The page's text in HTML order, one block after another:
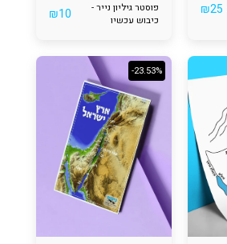
₪25
פוסטר גיליון נייר -
כיבוש עכשיו
₪10
-23.53%